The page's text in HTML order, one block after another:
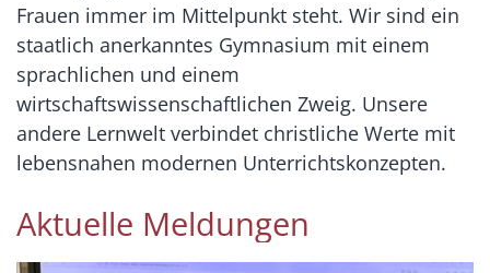
Frauen immer im Mittelpunkt steht. Wir sind ein
staatlich anerkanntes Gymnasium mit einem
sprachlichen und einem
wirtschaftswissenschaftlichen Zweig. Unsere
andere Lernwelt verbindet christliche Werte mit
lebensnahen modernen Unterrichtskonzepten.
Aktuelle Meldungen